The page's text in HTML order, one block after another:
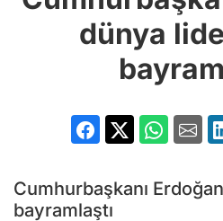
dünya
Cumhurbaşkanı
bayramlaştı